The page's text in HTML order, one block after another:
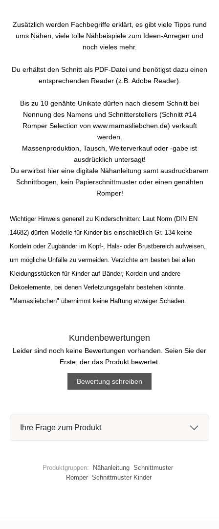
Zusätzlich werden Fachbegriffe erklärt, es gibt viele Tipps rund
ums Nähen, viele tolle Nähbeispiele zum Ideen-Anregen und
noch vieles mehr.
Du erhältst den Schnitt als PDF-Datei und benötigst dazu einen
entsprechenden Reader (z.B. Adobe Reader).
Bis zu 10 genähte Unikate dürfen nach diesem Schnitt bei
Nennung des Namens und Schnitterstellers (Schnitt #14
Romper Selection von www.mamasliebchen.de) verkauft
werden.
Massenproduktion, Tausch, Weiterverkauf oder -gabe ist
ausdrücklich untersagt!
Du erwirbst hier eine digitale Nähanleitung samt ausdruckbarem
Schnittbogen, kein Papierschnittmuster oder einen genähten
Romper!
Wichtiger Hinweis generell zu Kinderschnitten: Laut Norm (DIN EN
14682) dürfen Modelle für Kinder bis einschließlich Gr. 134 keine
Kordeln oder Zugbänder im Kopf-, Hals- oder Brustbereich aufweisen,
um mögliche Unfälle zu vermeiden. Verzichte am besten bei allen
Kleidungsstücken für Kinder auf Bänder, Kordeln und andere
Dekoelemente, bei denen Verletzungsgefahr bestehen könnte.
"Mamasliebchen" übernimmt keine Haftung etwaiger Schäden.
Kundenbewertungen
Leider sind noch keine Bewertungen vorhanden. Seien Sie der
Erste, der das Produkt bewertet.
Bewertung schreiben
Ihre Frage zum Produkt
Produktgruppen: Nähanleitung Schnittmuster
Romper Schnittmuster Kinder